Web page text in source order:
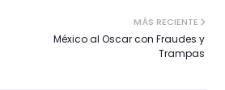
MÁS RECIENTE
México al Oscar con Fraudes y
Trampas